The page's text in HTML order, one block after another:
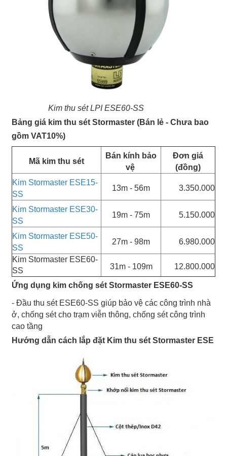
Kim thu sét LPI ESE60-SS
Bảng giá kim thu sét Stormaster (Bán lẻ - Chưa bao
gồm VAT10%)
Mã kim thu sét
Bán kính bảo
vệ
Đơn giá
(đồng)
Kim Stormaster ESE15-
SS
13m - 56m 3.350.000
Kim Stormaster ESE30-
SS
19m - 75m 5.150.000
Kim Stormaster ESE50-
SS
27m - 98m 6.980.000
Kim Stormaster ESE60-
SS
31m - 109m 12.800.000
Ứng dụng kim chống sét Stormaster ESE60-SS
- Đầu thu sét ESE60-SS giúp bảo vệ các công trình nhà
ở, chống sét cho trạm viễn thông, chống sét công trình
cao tầng
Hướng dẫn cách lắp đặt Kim thu sét Stormaster ESE